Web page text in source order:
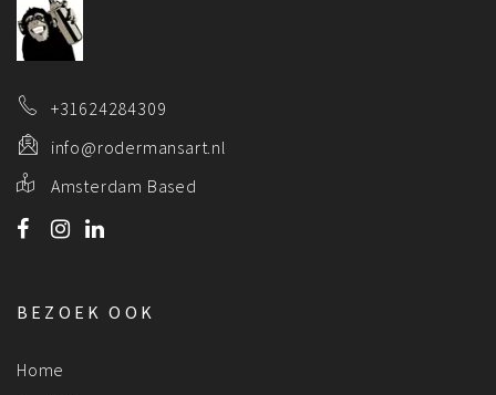
+31624284309
info@rodermansart.nl
Amsterdam Based
BEZOEK OOK
Home